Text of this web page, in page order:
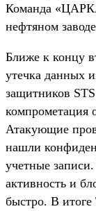
Команда
нефтяном
Ближе к концу
утечка данных
защитников
компрометация
Атакующие
нашли
учетные
активность и
быстро. В итоге